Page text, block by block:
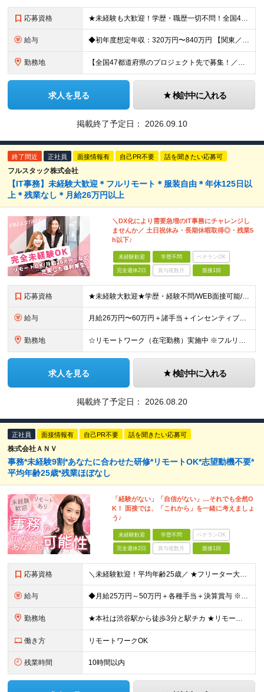
応募資格 ★未経験も大歓迎！学歴・職歴一切不問！全国47都道府県から理想の働き方を手に入れたい方を大募集！ 具体的には… ■職種・業界未経験でも大丈夫！ゼロからスタートを応援！ ■第二新卒の方も大歓迎！新たな
給与 ◆初年度想定年収：320万円〜840万円 【関東／一都三県】月給24万円〜70万円 【関西・東海地方】月給23万円〜65万円 【その他の地方等】月給22万円〜60万円 ※ご経験・スキル・前職給与などを
勤務地 【全国47都道府県のプロジェクト先で募集！／転居を伴う転勤なし】 ★自宅から通勤圏内で配属します。 ■首都圏／東京、神奈川、埼玉、千葉 ■関東／茨城、栃木、群馬、山梨 ■関西／大阪、兵庫、京都、奈良
求人を見る 検討中に入れる
掲載終了予定日： 2026.09.10
終了間近 正社員 面接情報有 自己PR不要 話を聞きたい応募可
フルスタック株式会社
【IT事務】未経験大歓迎＊フルリモート＊服装自由＊年休125日以
上＊残業なし＊月給26万円以上
＼DX化により需要急増のIT事務にチャレンジし
ませんか／ 土日祝休み・長期休暇取得◎・残業5
h以下♪
未経験歓迎 学歴不問 ベテランOK
完全週休2日 賞与複数月 面接1回
応募資格 ★未経験大歓迎★学歴・経験不問/WEB面接可能/I・Uターン大歓迎/引越支援アリ ▼未経験歓迎＆完全人柄採用！▼ 経験は一切不問！ 普段はSNSしか使わないけど不安だな・・・そんな方もOKです★ 面
給与 月給26万円〜60万円＋諸手当＋インセンティブ（２種）＋賞与 ★Point 設立から9ヶ月で全社員2万円の昇給実績 ※成果はしっかりと還元いたします！ ★Point 100％年収UPでの待遇提示
勤務地 ☆リモートワーク（在宅勤務）実施中 ※フルリモート可 【グループ本社】東京都中央区八丁堀3-6-6 アド京橋ビル2F ∟宝町駅 5分/京橋駅 7分/八丁堀駅7分/JR東京駅10分 【プロジェクト先
求人を見る 検討中に入れる
掲載終了予定日： 2026.08.20
正社員 面接情報有 自己PR不要 話を聞きたい応募可
株式会社ＡＮＶ
事務*未経験9割*あなたに合わせた研修*リモートOK*志望動機不要*
平均年齢25歳*残業ほぼなし
「経験がない」「自信がない」…それでも全然O
K！ 面接では、「これから」を一緒に考えましょ
う♪
未経験歓迎 学歴不問 ベテランOK
完全週休2日 賞与複数月 面接1回
応募資格 ＼未経験歓迎！平均年齢25歳／ ★フリーター大歓迎 ★第二新卒歓迎 ★学歴不問 ＼100％ポテンシャル採用を実施！／ タイピングやofficeソフトなど、スキル・経験は一切問いません。 実際、今活躍
給与 ◆月給25万円～50万円＋各種手当＋決算賞与 ※経験・能力を考慮の上、決定します。 ※上記金額には固定残業代（22時間分／3万5200円～）を含む。超過分は別途全額支給。 ★各種手当が充実！ ・決
勤務地 ★本社は渋谷駅から徒歩3分と駅チカ ★リモートワークOK！ ★転勤はありません ★U・Iターン歓迎！ 【本社】 東京都渋谷区渋谷3-6-3 渋谷363清水ビル7F (変更の範囲)上記を除く当社関連
働き方 リモートワークOK
残業時間 10時間以内